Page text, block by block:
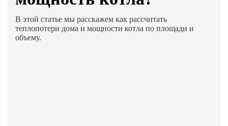
В этой статье мы расскажем как рассчитать
теплопотери дома и мощности котла по площади и
объему.